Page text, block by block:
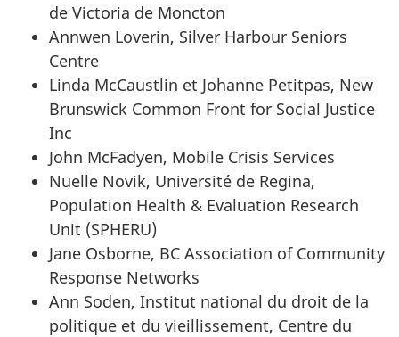
de Victoria de Moncton
Annwen Loverin, Silver Harbour Seniors
Centre
Linda McCaustlin et Johanne Petitpas, New
Brunswick Common Front for Social Justice
Inc
John McFadyen, Mobile Crisis Services
Nuelle Novik, Université de Regina,
Population Health & Evaluation Research
Unit (SPHERU)
Jane Osborne, BC Association of Community
Response Networks
Ann Soden, Institut national du droit de la
politique et du vieillissement, Centre du